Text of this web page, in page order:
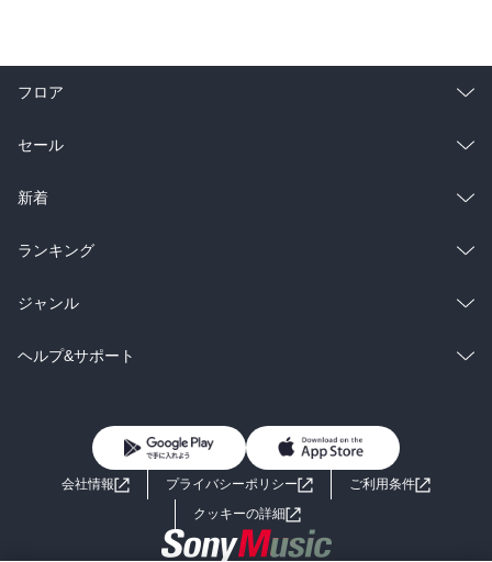
フロア
総合
ラノベ
雑誌・グラビア
BL・TL
セール
総合
ラノベ
雑誌・グラビア
BL・TL
新着
総合
ラノベ
雑誌・グラビア
ランキング
総合
ラノベ
ジャンル
コミック
ライトノベル 男子向けラノベ
小説
海外小説
ヘルプ&サポート
よくあるご質問 お問い合わせ
会社情報 プライバシーポリシー
ご利用条件
クッキーの詳細